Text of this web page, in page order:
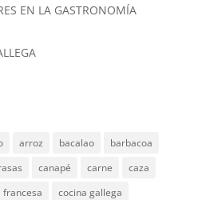
EN LA GASTRONOMÍA
arroz bacalao
barbacoa
canapé carne
caza
francesa
cocina gallega